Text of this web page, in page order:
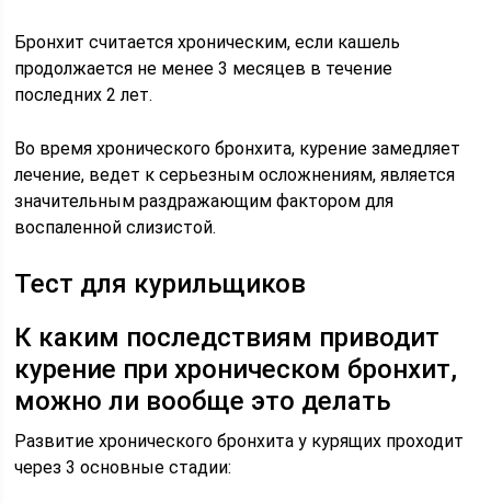
Бронхит считается хроническим, если кашель
продолжается не менее 3 месяцев в течение
последних 2 лет.
Во время хронического бронхита, курение замедляет
лечение, ведет к серьезным осложнениям, является
значительным раздражающим фактором для
воспаленной слизистой.
Тест для курильщиков
К каким последствиям приводит
курение при хроническом бронхит,
можно ли вообще это делать
Развитие хронического бронхита у курящих проходит
через 3 основные стадии: